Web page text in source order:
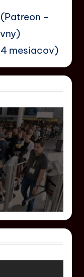
(Patreon –
mesiacov)